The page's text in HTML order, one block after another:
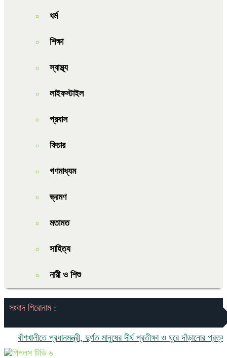
ধর্ম
শিক্ষা
স্বাস্থ্য
লাইফস্টাইল
প্রবাস
ফিচার
গণমাধ্যম
ভ্রমণ
মতামত
সাহিত্য
নারী ও শিশু
সংবাদ শিরোনাম :
বাঁশখালীতে প্রধানমন্ত্রী, দুর্গত মানুষের দীর্ঘ প্রতীক্ষা ও ঘুরে দাঁড়ানোর প্রত্যাশা